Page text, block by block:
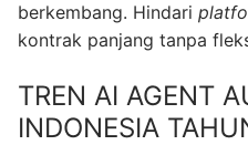
berkembang. Hindari
kontrak panjang tanpa
TREN AI AGENT
INDONESIA